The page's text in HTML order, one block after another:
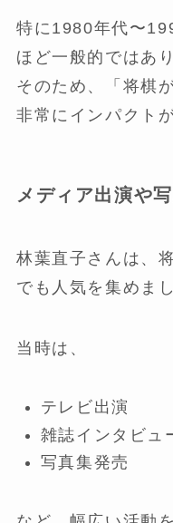
特に1980年代〜
ほど一般的ではあ
そのため、「将棋
非常にインパクト
メディア出演や
林葉直子さんは、
でも人気を集めまし
当時は、
テレビ出演
雑誌インタビュ
写真集発売